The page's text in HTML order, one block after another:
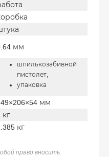
мм
шпилькозабивной
пистолет,
упаковка
мм
кг
кг
право вносить